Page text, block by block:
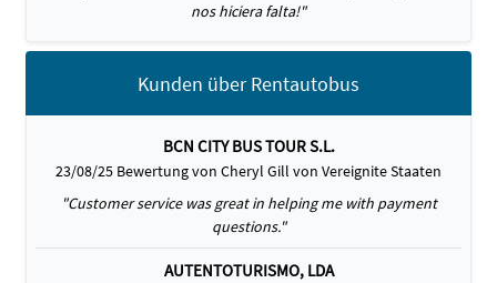
nos hiciera falta!"
Kunden über Rentautobus
BCN CITY BUS TOUR S.L.
23/08/25 Bewertung von Cheryl Gill von Vereignite Staaten
"Customer service was great in helping me with payment
questions."
AUTENTOTURISMO, LDA